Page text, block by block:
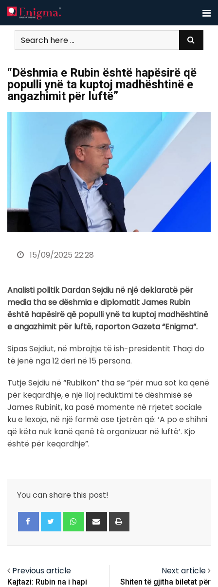
Skip
to
content
“Dëshmia e Rubin është hapësirë që
populli ynë ta kuptoj madhështinë e
angazhimit për luftë”
15/09/2025 22:28
Analisti politik Dardan Sejdiu në një deklaratë për
media tha se dëshmia e diplomatit James Rubin
është hapësirë që populli ynë ta kuptoj madhështinë
e angazhimit për luftë, raporton Gazeta “Enigma”.
Sipas Sejdiut, në mbrojtje të ish-presidentit Thaçi do
të jenë nga 12 deri në 15 persona.
Tutje Sejdiu në “Rubikon” tha se “për mua sot ka qenë
për keqardhje, e një lloj reduktimi të dëshmisë së
James Rubinit, ka pasë momente në rrjetet sociale
ku e lexoja, në një formë ose tjetrën që: ‘A po e shihni
që këta nuk kanë qenë të organizuar në luftë’. Kjo
është për keqardhje”.
You can share this post!
Whatsapp
Share
via
Previous article
Kajtazi: Rubin na i hapi
Next article
Shiten të gjitha biletat për